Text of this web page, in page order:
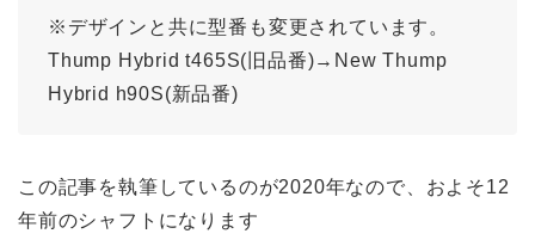
※デザインと共に型番も変更されています。
Thump Hybrid t465S(旧品番)→New Thump
Hybrid h90S(新品番)
この記事を執筆しているのが2020年なので、およそ12
年前のシャフトになります